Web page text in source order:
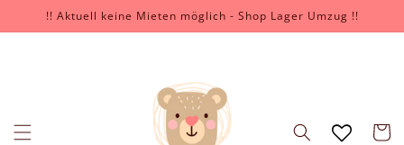
zum
Inhalt
!! Aktuell keine Mieten möglich - Shop Lager Umzug !!